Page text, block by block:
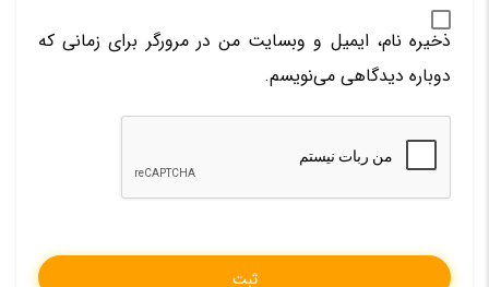
ذخیره نام، ایمیل و وبسایت من در مرورگر برای زمانی که
دوباره دیدگاهی می‌نویسم.